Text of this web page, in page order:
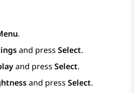
.
and press Select.
and press Select.
and press Select.